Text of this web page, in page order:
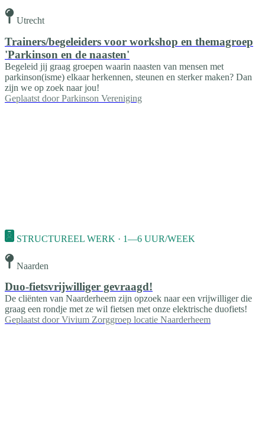
Utrecht
Trainers/begeleiders voor workshop en themagroep
'Parkinson en de naasten'
Begeleid jij graag groepen waarin naasten van mensen met
parkinson(isme) elkaar herkennen, steunen en sterker maken? Dan
zijn we op zoek naar jou!
Geplaatst door Parkinson Vereniging
STRUCTUREEL WERK · 1—6 UUR/WEEK
Naarden
Duo-fietsvrijwilliger gevraagd!
De cliënten van Naarderheem zijn opzoek naar een vrijwilliger die
graag een rondje met ze wil fietsen met onze elektrische duofiets!
Geplaatst door Vivium Zorggroep locatie Naarderheem